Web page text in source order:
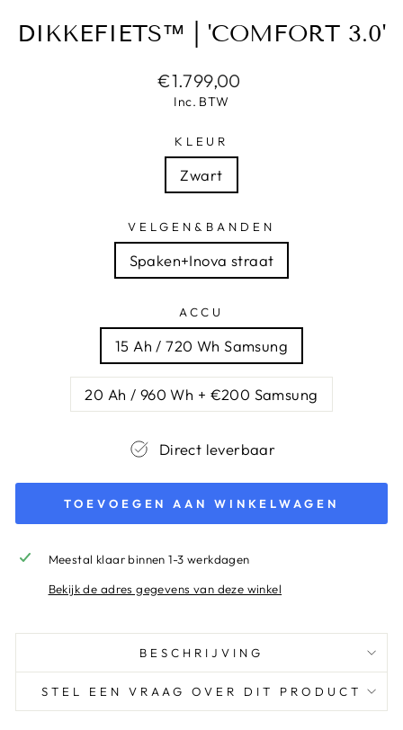
DIKKEFIETS™ | 'COMFORT 3.0'
Normale
prijs
€1.799,00
Inc. BTW
KLEUR
Zwart
VELGEN&BANDEN
Spaken+Inova straat
ACCU
15 Ah / 720 Wh Samsung
20 Ah / 960 Wh + €200 Samsung
Direct leverbaar
TOEVOEGEN AAN WINKELWAGEN
Meestal klaar binnen 1-3 werkdagen
Bekijk de adres gegevens van deze winkel
BESCHRIJVING
STEL EEN VRAAG OVER DIT PRODUCT